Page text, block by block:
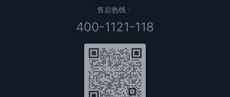
售后热线：
400-1121-118